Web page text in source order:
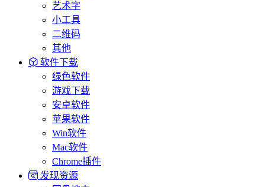
艺术字
小工具
二维码
其他
软件下载
绿色软件
游戏下载
安卓软件
苹果软件
Win软件
Mac软件
Chrome插件
发现资源